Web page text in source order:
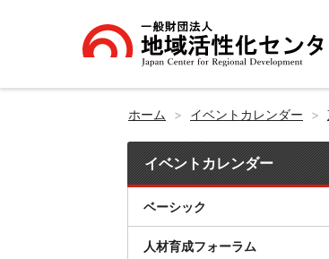
ホーム イベントカレンダー
イベントカレンダー
ベーシック
人材育成フォーラム